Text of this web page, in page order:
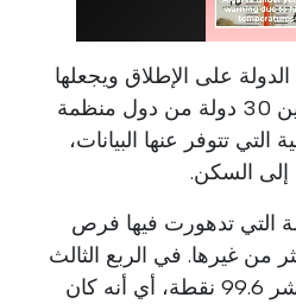
على الإطلاق ويجعلها
الدولة التي تواجه، من بين 30 دولة من دول منظمة
التي تتوفر عنها البيانات،
إلى السكن.
التي تدهورت فيها فرص
من غيرها. في الربع الثالث
من عام 2014، بلغ المؤشر 99.6 نقطة، أي أنه كان